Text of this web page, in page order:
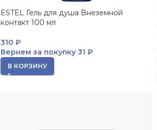
ESTEL Гель для душа Внеземной
контакт 100 мл
310₽
Вернем за покупку 31 ₽
В КОРЗИНУ